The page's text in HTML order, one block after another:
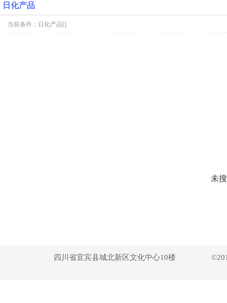
日化产品
当前条件： 日化产品[]
未
四川省宜宾县城北新区文化中心10楼